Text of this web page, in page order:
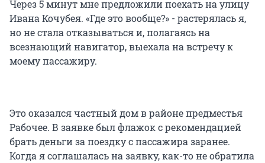
Через 5 минут мне предложили поехать на улицу
Ивана Кочубея. «Где это вообще?» - растерялась я,
но не стала отказываться и, полагаясь на
всезнающий навигатор, выехала на встречу к
моему пассажиру.
Это оказался частный дом в районе предместья
Рабочее. В заявке был флажок с рекомендацией
брать деньги за поездку с пассажира заранее.
Когда я соглашалась на заявку, как-то не обратила